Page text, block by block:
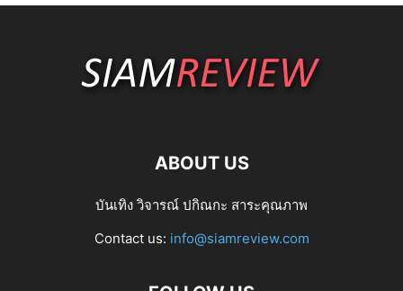
ABOUT US
บันเทิง วิจารณ์ ปกิณกะ สาระคุณภาพ
Contact us: info@siamreview.com